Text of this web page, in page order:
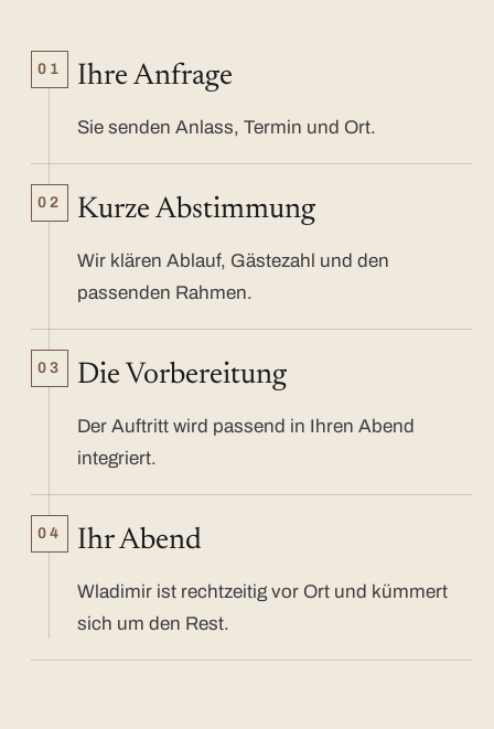
01 Ihre Anfrage
Sie senden Anlass, Termin und Ort.
02 Kurze Abstimmung
Wir klären Ablauf, Gästezahl und den
passenden Rahmen.
03 Die Vorbereitung
Der Auftritt wird passend in Ihren Abend
integriert.
04 Ihr Abend
Wladimir ist rechtzeitig vor Ort und kümmert
sich um den Rest.